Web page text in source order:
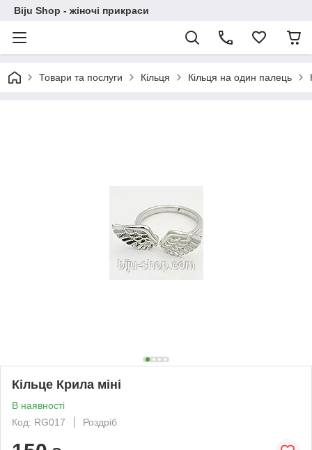
Biju Shop - жіночі прикраси
Товари та послуги Кільця Кільця на один палець
Кільце Крила міні
В наявності
Код: RG017
Роздріб